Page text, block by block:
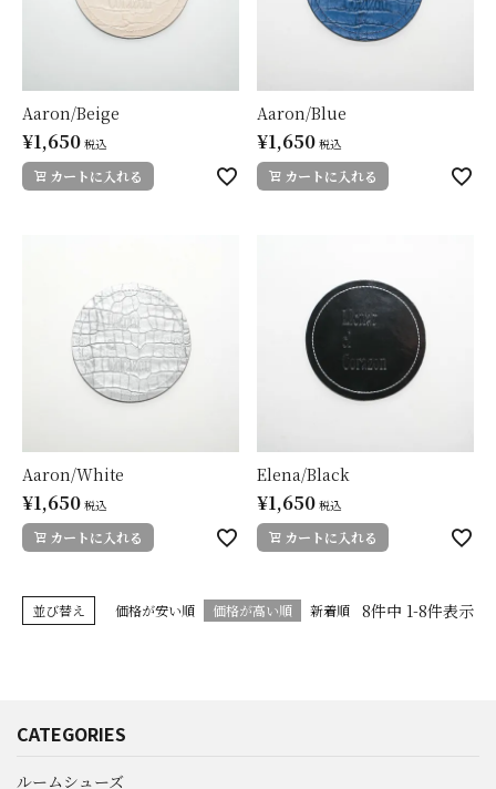
Aaron/Beige
¥1,650 税込
カートに入れる
Aaron/Blue
¥1,650 税込
カートに入れる
Aaron/White
¥1,650 税込
カートに入れる
Elena/Black
¥1,650 税込
カートに入れる
並び替え 価格が安い順 価格が高い順 新着順 8件中 1-8件表示
CATEGORIES
ルームシューズ